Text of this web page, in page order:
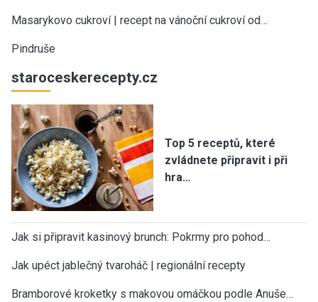
Masarykovo cukroví | recept na vánoční cukroví od…
Pindruše
staroceskerecepty.cz
Top 5 receptů, které
zvládnete připravit i při
hra…
Jak si připravit kasinový brunch: Pokrmy pro pohod…
Jak upéct jablečný tvaroháč | regionální recepty
Bramborové kroketky s makovou omáčkou podle Anuše…